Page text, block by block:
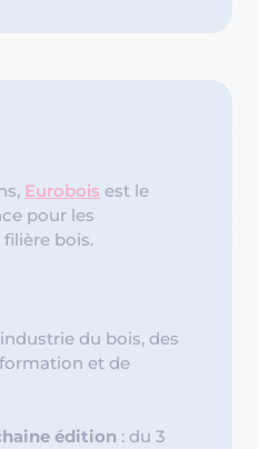
Eurobois est le
pour les
bois.
du bois, des
et de
édition : du 3